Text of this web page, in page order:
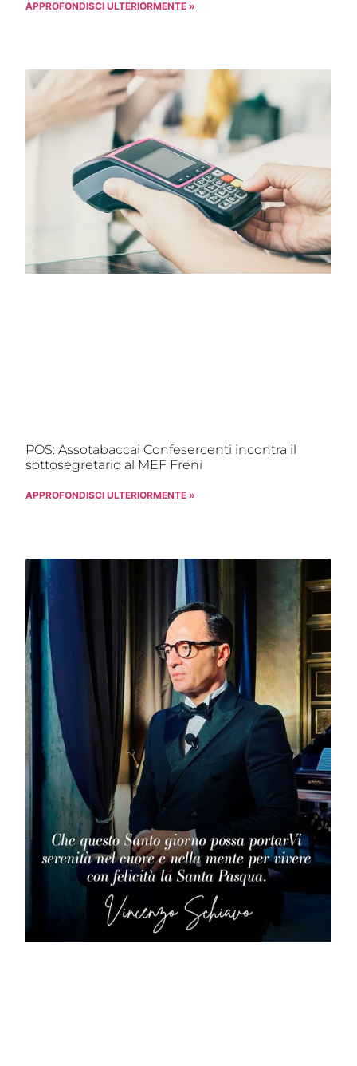
APPROFONDISCI ULTERIORMENTE »
POS: Assotabaccai Confesercenti incontra il
sottosegretario al MEF Freni
APPROFONDISCI ULTERIORMENTE »